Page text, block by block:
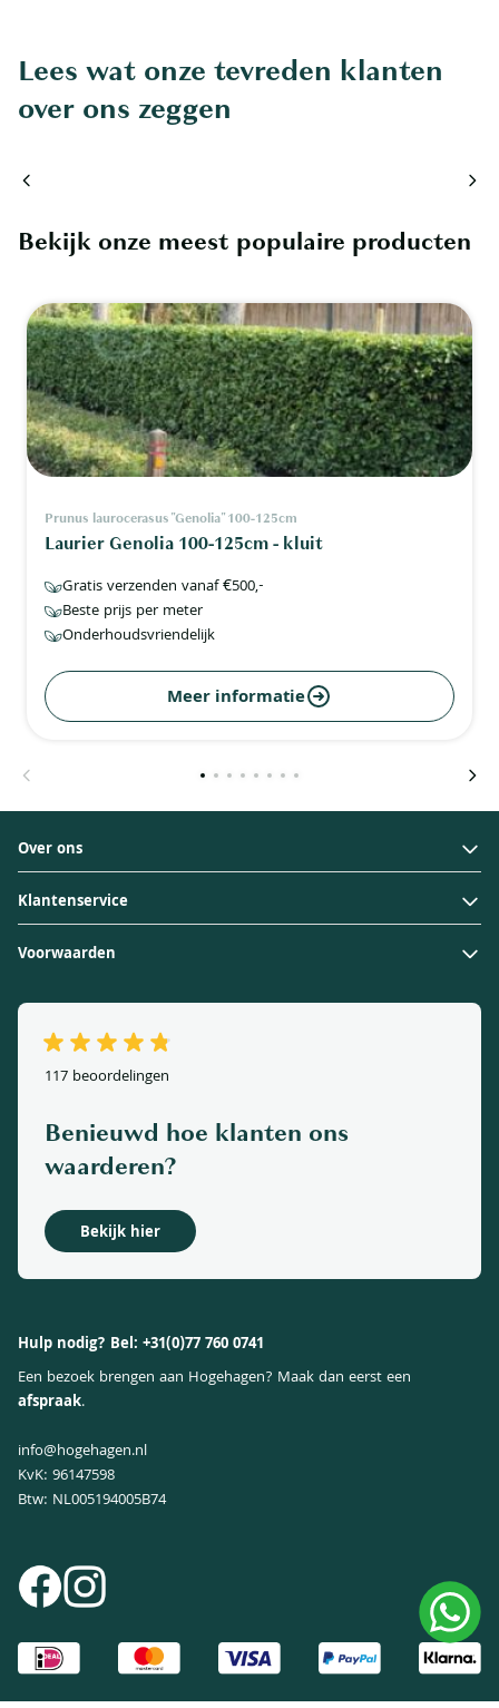
Lees wat onze tevreden klanten
over ons zeggen
Bekijk onze meest populaire producten
Prunus laurocerasus "Genolia" 100-125cm
Laurier Genolia 100-125cm - kluit
Gratis verzenden vanaf €500,-
Beste prijs per meter
Onderhoudsvriendelijk
Meer informatie
Over ons
Over ons
Contact
Afhaallocatie
Klantenservice
Verzorging
Wanneer aanplanten
Veelgestelde vragen
Korting
Levertijden, afhalen en verzenden
Aanplant tips & tricks
Klachtenregeling
Voorwaarden
Privacy Policy
Cookieverklaring
Algemene voorwaarden
Impressum
117 beoordelingen
Benieuwd hoe klanten ons
waarderen?
Bekijk hier
Hulp nodig? Bel: +31(0)77 760 0741
Een bezoek brengen aan Hogehagen? Maak dan eerst een
afspraak.
info@hogehagen.nl
KvK: 96147598
Btw: NL005194005B74